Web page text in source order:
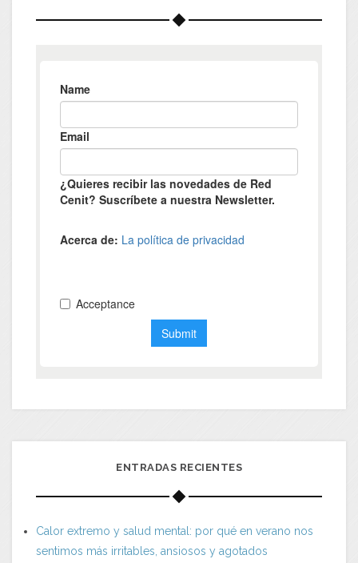
ENTRADAS RECIENTES
Calor extremo y salud mental: por qué en verano nos
sentimos más irritables, ansiosos y agotados